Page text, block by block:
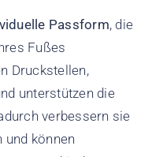
Passform, die
Fußes
Druckstellen,
unterstützen die
verbessern sie
und können